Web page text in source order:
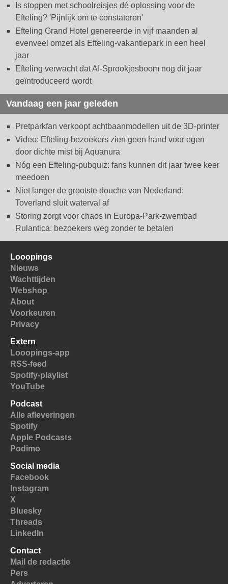
Is stoppen met schoolreisjes dé oplossing voor de
Efteling? 'Pijnlijk om te constateren'
Efteling Grand Hotel genereerde in vijf maanden al
evenveel omzet als Efteling-vakantiepark in een heel
jaar
Efteling verwacht dat AI-Sprookjesboom nog dit jaar
geïntroduceerd wordt
Vandaag een jaar geleden
Pretparkfan verkoopt achtbaanmodellen uit de 3D-printer
Video: Efteling-bezoekers zien geen hand voor ogen
door dichte mist bij Aquanura
Nóg een Efteling-pubquiz: fans kunnen dit jaar twee keer
meedoen
Niet langer de grootste douche van Nederland:
Toverland sluit waterval af
Storing zorgt voor chaos in Europa-Park-zwembad
Rulantica: bezoekers weg zonder te betalen
Looopings
Nieuws
Wachttijden
Webshop
About
Voorkeuren
Privacy
Extern
Looopings-app
RSS-feed
Spotify-playlist
YouTube
Podcast
Alle afleveringen
Spotify
Apple Podcasts
Podimo
Social media
Facebook
Instagram
X
Bluesky
Threads
LinkedIn
Contact
Mail de redactie
Pers